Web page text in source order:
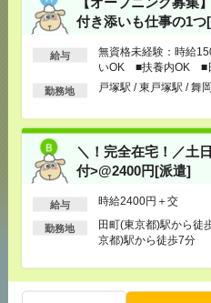
付き添いも仕事の1つ
給与
無資格未経験：時給
いOK ■扶養内OK ■
以上
勤務地 戸塚駅 / 東戸塚駅 / 舞
＼！完全在宅！／土
付>@2400円[派遣]
給与 時給2400円＋交
勤務地
田町(東京都)駅から徒
京都)駅から徒歩7分
気に
メールで送る
シェア